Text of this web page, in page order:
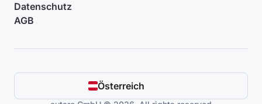
Datenschutz
AGB
Österreich